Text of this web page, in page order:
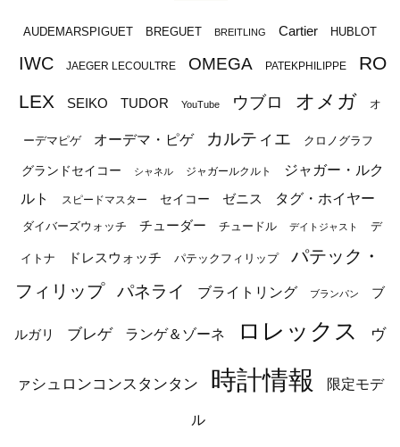
AUDEMARSPIGUET BREGUET BREITLING Cartier HUBLOT
IWC JAEGER LECOULTRE OMEGA PATEKPHILIPPE
RO
LEX
SEIKO TUDOR YouTube ウブロ オメガ オ
ーデマピゲ オーデマ・ピゲ カルティエ クロノグラフ
グランドセイコー シャネル ジャガールクルト
ジャガー・ルク
ルト
スピードマスター セイコー ゼニス タグ・ホイヤー
ダイバーズウォッチ チューダー チュードル デイトジャスト デ
イトナ ドレスウォッチ パテックフィリップ
パテック・
フィリップ
パネライ ブライトリング ブランパン ブ
ルガリ ブレゲ ランゲ＆ゾーネ ロレックス ヴ
ァシュロンコンスタンタン 時計情報 限定モデ
ル